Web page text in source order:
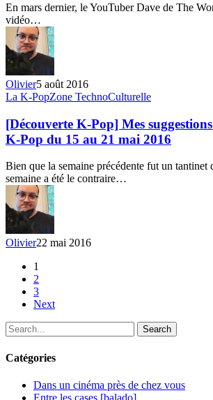
K-
Pop
était
du
Métal
–
Partie
2
En mars dernier, le YouTuber Dave de The
vidéo…
Olivier5 août 2016
[Découverte
Pop]
Mes
suggestions
vidéoclips
K-
Pop
du
15
au
21
2016
La K-PopZone TechnoCulturelle
[Découverte K-Pop] Mes
K-Pop du 15 au 21 mai 2016
Bien que la semaine précédente fut un tantinet
semaine a été le contraire…
Olivier22 mai 2016
1
2
3
Next
Search
Catégories
Dans un cinéma près de chez vous
Entre les cases [balado]